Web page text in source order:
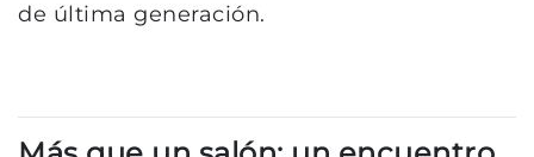
de última generación.